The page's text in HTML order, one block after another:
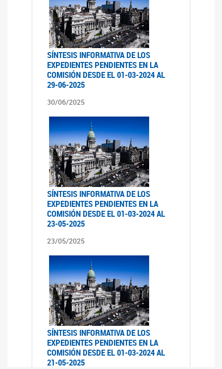
SÍNTESIS INFORMATIVA DE LOS
EXPEDIENTES PENDIENTES EN LA
COMISIÓN DESDE EL 01-03-2024 AL
29-06-2025
30/06/2025
SÍNTESIS INFORMATIVA DE LOS
EXPEDIENTES PENDIENTES EN LA
COMISIÓN DESDE EL 01-03-2024 AL
23-05-2025
23/05/2025
SÍNTESIS INFORMATIVA DE LOS
EXPEDIENTES PENDIENTES EN LA
COMISIÓN DESDE EL 01-03-2024 AL
21-05-2025